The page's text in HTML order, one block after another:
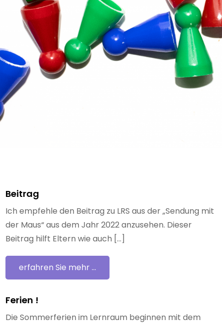
Beitrag
Ich empfehle den Beitrag zu LRS aus der „Sendung mit
der Maus“ aus dem Jahr 2022 anzusehen. Dieser
Beitrag hilft Eltern wie auch […]
erfahren Sie mehr ...
Ferien !
Die Sommerferien im Lernraum beginnen mit dem